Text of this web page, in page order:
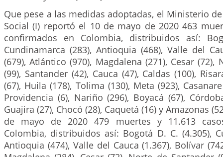
Que pese a las medidas adoptadas, el Ministerio
Social (I) reportó el 10 de mayo de 2020 463
confirmados en Colombia, distribuidos así:
Cundinamarca (283), Antioquia (468), Valle del
(679), Atlántico (970), Magdalena (271), Cesar (72),
(99), Santander (42), Cauca (47), Caldas (100),
(67), Huila (178), Tolima (130), Meta (923),
Providencia (6), Nariño (296), Boyacá (67),
Guajira (27), Chocó (28), Caquetá (16) y Amazonas
de mayo de 2020 479 muertes y 11.613
Colombia, distribuidos así: Bogotá D. C. (4.305),
Antioquia (474), Valle del Cauca (1.367), Bolívar